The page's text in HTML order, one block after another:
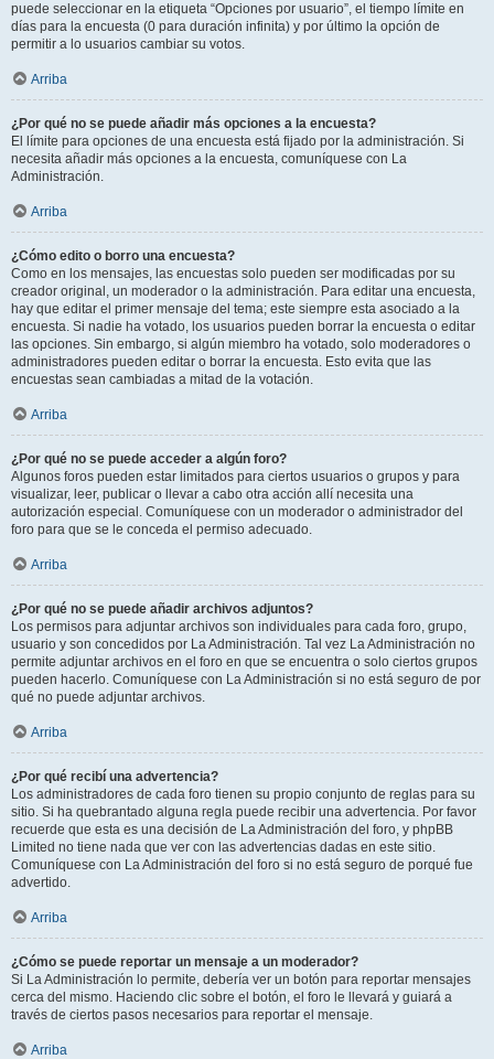
puede seleccionar en la etiqueta “Opciones por usuario”, el tiempo límite en
días para la encuesta (0 para duración infinita) y por último la opción de
permitir a lo usuarios cambiar su votos.
Arriba
¿Por qué no se puede añadir más opciones a la encuesta?
El límite para opciones de una encuesta está fijado por la administración. Si
necesita añadir más opciones a la encuesta, comuníquese con La
Administración.
Arriba
¿Cómo edito o borro una encuesta?
Como en los mensajes, las encuestas solo pueden ser modificadas por su
creador original, un moderador o la administración. Para editar una encuesta,
hay que editar el primer mensaje del tema; este siempre esta asociado a la
encuesta. Si nadie ha votado, los usuarios pueden borrar la encuesta o editar
las opciones. Sin embargo, si algún miembro ha votado, solo moderadores o
administradores pueden editar o borrar la encuesta. Esto evita que las
encuestas sean cambiadas a mitad de la votación.
Arriba
¿Por qué no se puede acceder a algún foro?
Algunos foros pueden estar limitados para ciertos usuarios o grupos y para
visualizar, leer, publicar o llevar a cabo otra acción allí necesita una
autorización especial. Comuníquese con un moderador o administrador del
foro para que se le conceda el permiso adecuado.
Arriba
¿Por qué no se puede añadir archivos adjuntos?
Los permisos para adjuntar archivos son individuales para cada foro, grupo,
usuario y son concedidos por La Administración. Tal vez La Administración no
permite adjuntar archivos en el foro en que se encuentra o solo ciertos grupos
pueden hacerlo. Comuníquese con La Administración si no está seguro de por
qué no puede adjuntar archivos.
Arriba
¿Por qué recibí una advertencia?
Los administradores de cada foro tienen su propio conjunto de reglas para su
sitio. Si ha quebrantado alguna regla puede recibir una advertencia. Por favor
recuerde que esta es una decisión de La Administración del foro, y phpBB
Limited no tiene nada que ver con las advertencias dadas en este sitio.
Comuníquese con La Administración del foro si no está seguro de porqué fue
advertido.
Arriba
¿Cómo se puede reportar un mensaje a un moderador?
Si La Administración lo permite, debería ver un botón para reportar mensajes
cerca del mismo. Haciendo clic sobre el botón, el foro le llevará y guiará a
través de ciertos pasos necesarios para reportar el mensaje.
Arriba